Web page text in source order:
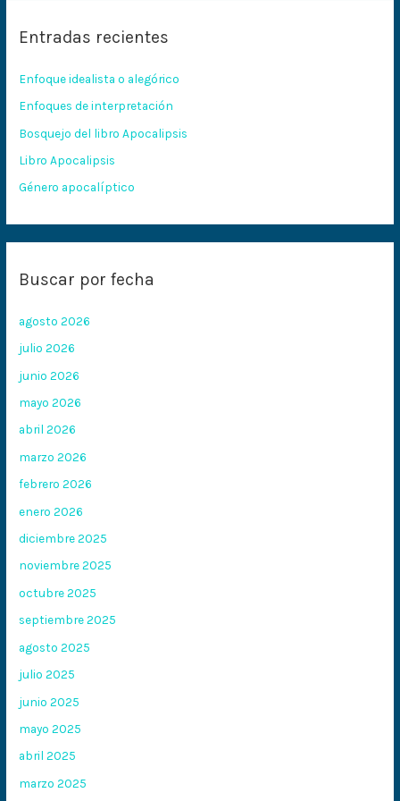
a
p
o
r
:
Entradas recientes
Enfoque idealista o alegórico
Enfoques de interpretación
Bosquejo del libro Apocalipsis
Libro Apocalipsis
Género apocalíptico
Buscar por fecha
agosto 2026
julio 2026
junio 2026
mayo 2026
abril 2026
marzo 2026
febrero 2026
enero 2026
diciembre 2025
noviembre 2025
octubre 2025
septiembre 2025
agosto 2025
julio 2025
junio 2025
mayo 2025
abril 2025
marzo 2025